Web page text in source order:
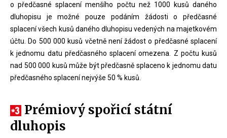
o předčasné splacení menšího počtu než 1000 kusů daného
dluhopisu je možné pouze podáním žádosti o předčasné
splacení všech kusů daného dluhopisu vedených na majetkovém
účtu. Do 500 000 kusů včetně není žádost o předčasné splacení
k jednomu datu předčasného splacení omezena. Z počtu kusů
nad 500 000 kusů může být předčasně splaceno k jednomu datu
předčasného splacení nejvýše 50 % kusů.
Prémiový spořicí státní
dluhopis